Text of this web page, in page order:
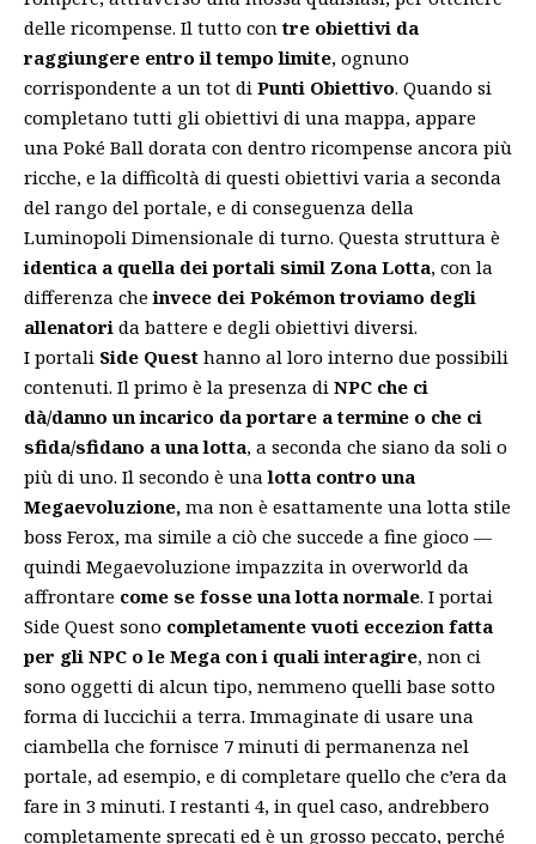
delle ricompense. Il tutto contre obiettivi da
raggiungere entro il tempo limite, ognuno
corrispondente a un tot di Punti Obiettivo. Quando si
completano tutti gli obiettivi di una mappa, appare
una Poké Ball dorata con dentro ricompense ancora più
ricche, e la difficoltà di questi obiettivi varia a seconda
del rango del portale, e di conseguenza della
Luminopoli Dimensionale di turno. Questa struttura è
identica a quella dei portali simil Zona Lotta, con la
differenza cheinvece dei Pokémon troviamo degli
allenatori da battere e degli obiettivi diversi.
I portali Side Quest hanno al loro interno due possibili
contenuti. Il primo è la presenza di NPC che ci
dà/danno un incarico da portare a termine o che ci
sfida/sfidano a una lotta, a seconda che siano da soli o
più di uno. Il secondo è unalotta contro una
Megaevoluzione, ma non è esattamente una lotta stile
boss Ferox, ma simile a ciò che succede a fine gioco —
quindi Megaevoluzione impazzita in overworld da
affrontare come se fosse una lotta normale. I portai
Side Quest sono completamente vuoti eccezion fatta
per gli NPC o le Mega con i quali interagire, non ci
sono oggetti di alcun tipo, nemmeno quelli base sotto
forma di luccichii a terra. Immaginate di usare una
ciambella che fornisce 7 minuti di permanenza nel
portale, ad esempio, e di completare quello che c’era da
fare in 3 minuti. I restanti 4, in quel caso, andrebbero
completamente sprecati ed è un grosso peccato, perché